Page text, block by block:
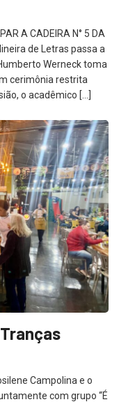
A CADEIRA N° 5 DA
de Letras passa a
Werneck toma
cerimônia restrita
o acadêmico […]
Campolina e o
com grupo “É